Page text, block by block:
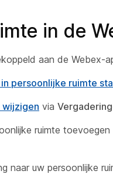
in de
aan de
persoonlijke ruimte
wijzigen via
ruimte
naar uw persoonlijke